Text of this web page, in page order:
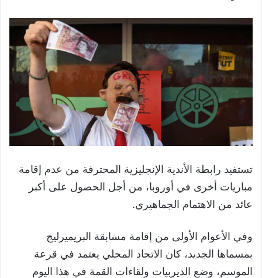
تستفيد رابطة الأندية الإنجليزية المحترفة من عدم إقامة
مباريات أخرى في أوروبا، من أجل الحصول على أكبر
عائد من الاهتمام الجماهيري.
وفي الأعوام الأولى من إقامة مسابقة البريميرليج
بمسماها الجديد، كان الاتحاد المحلي يعتمد في قرعة
الموسم، وضع الديربيات ولقاءات القمة في هذا اليوم